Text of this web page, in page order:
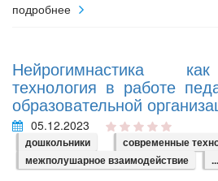
подробнее
Нейрогимнастика
технология в работе
образовательной
05.12.2023
дошкольники современные
межполушарное взаимодействие
...